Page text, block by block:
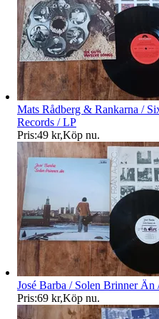
Mats Rådberg & Rankarna /
Records / LP
Pris:49 kr,Köp nu.
José Barba / Solen Brinner
Pris:69 kr,Köp nu.